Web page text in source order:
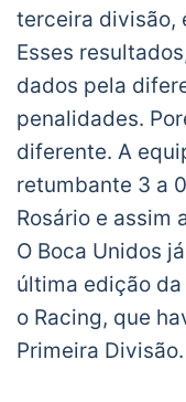
terceira divisão,
Esses
dados pela
penalidades.
diferente. A
retumbante 3 a
Rosário e assim
O Boca Unidos
última edição
o Racing, que
Primeira Divisão.